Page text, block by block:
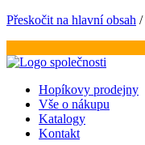
Přeskočit na hlavní obsah /
Hopíkovy prodejny
Vše o nákupu
Katalogy
Kontakt